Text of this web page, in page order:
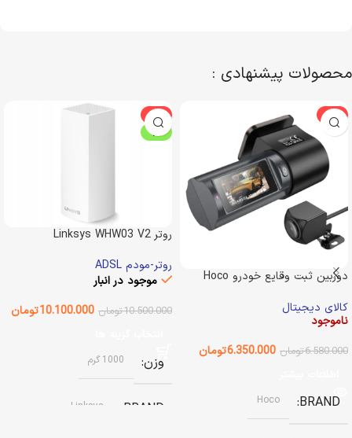
محصولات پیشنهادی :
-3%
دوربین ثبت وقایع خودرو Hoco
کالای دیجیتال
ناموجود
6.580.000تومان 6.350.000تومان
BRAND
Hoco
-4%
ویژه
روتر Linksys WHW03 V2
روتر-مودم ADSL
موجود در انبار
10.500.000تومان 10.100.000تومان
وزن 1000 گرم
BRAND
Linksys